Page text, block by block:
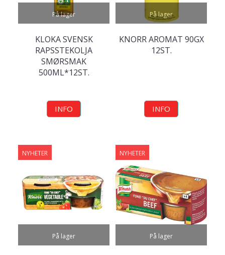
På lager
KLOKA SVENSK
RAPSSTEKOLJA
SMØRSMAK
500ML*12ST.
INFO
På lager
KNORR AROMAT 90GX
12ST.
INFO
På lager
NYHETER
På lager
NYHETER